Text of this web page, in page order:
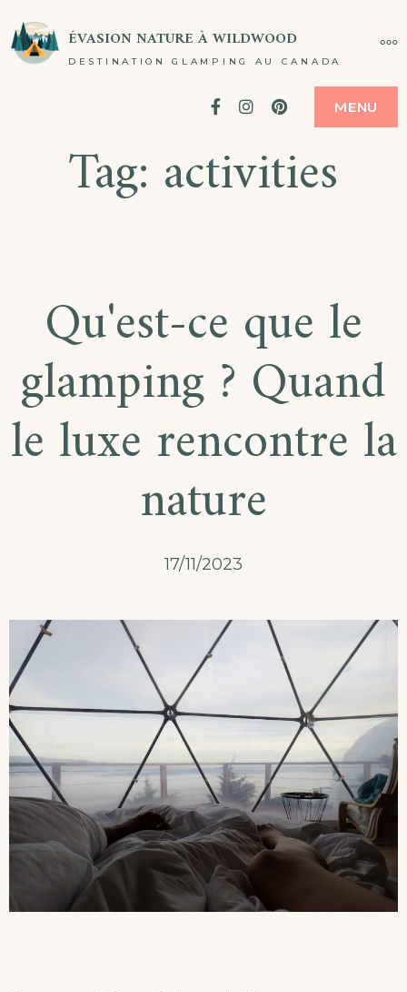
au
ÉVASION NATURE À WILDWOOD
DESTINATION GLAMPING AU CANADA
FacebookInstagram
Pinterest
MENU
Tag: activities
Qu'est-ce que le
glamping ? Quand
le luxe rencontre la
nature
17/11/2023